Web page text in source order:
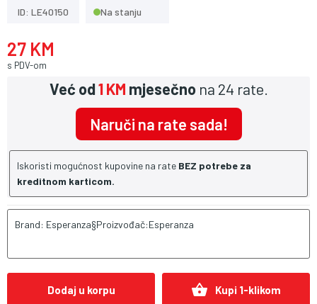
ID: LE40150 Na stanju
27 KM
s PDV-om
Već od1 KM mjesečno na 24 rate.
Naruči na rate sada!
Iskoristi mogućnost kupovine na rate BEZ potrebe za
kreditnom karticom.
Brand: Esperanza§Proizvođač:Esperanza
Dodaj u korpu shopping_basket Kupi 1-klikom